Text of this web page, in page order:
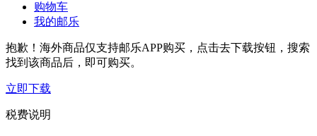
购物车
我的邮乐
抱歉！海外商品仅支持邮乐APP购买，点击去下载按钮，搜索
找到该商品后，即可购买。
立即下载
税费说明